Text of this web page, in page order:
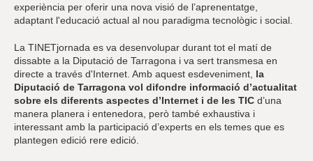
experiència per oferir una nova visió de l’aprenentatge,
adaptant l'educació actual al nou paradigma tecnològic i social.
La TINETjornada es va desenvolupar durant tot el matí de
dissabte a la Diputació de Tarragona i va sert transmesa en
directe a través d'Internet. Amb aquest esdeveniment, la
Diputació de Tarragona vol difondre informació d’actualitat
sobre els diferents aspectes d’Internet i de les TIC d’una
manera planera i entenedora, però també exhaustiva i
interessant amb la participació d’experts en els temes que es
plantegen edició rere edició.